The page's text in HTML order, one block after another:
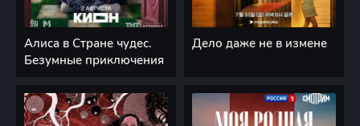
Алиса в Стране чудес.
Безумные приключения
Дело даже не в измене